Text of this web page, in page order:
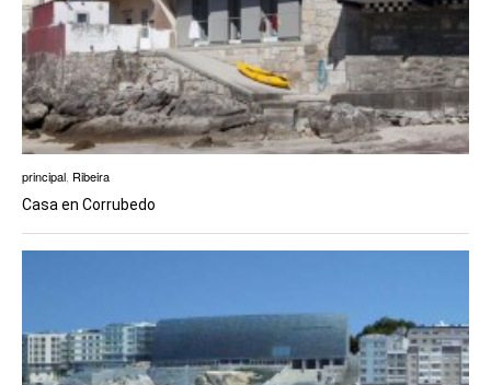
principal Ribeira
Casa en Corrubedo